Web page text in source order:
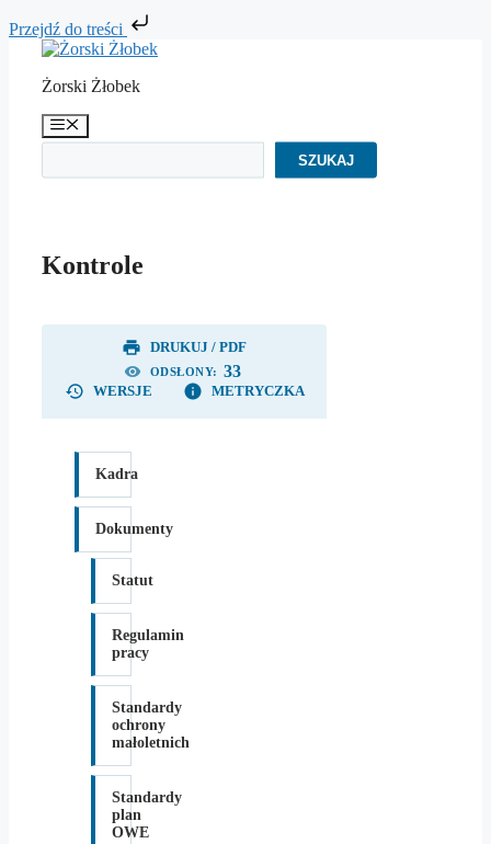
Przejdź do treści
Przejdź
treściŻorski Żłobek
Menu
SZUKAJ
Kontrole
DRUKUJ / PDF
ODSŁONY: 33
WERSJE METRYCZKA
Kadra
Dokumenty
Statut
Regulamin
pracy
Standardy
ochrony
małoletnich
Standardy
plan
OWE